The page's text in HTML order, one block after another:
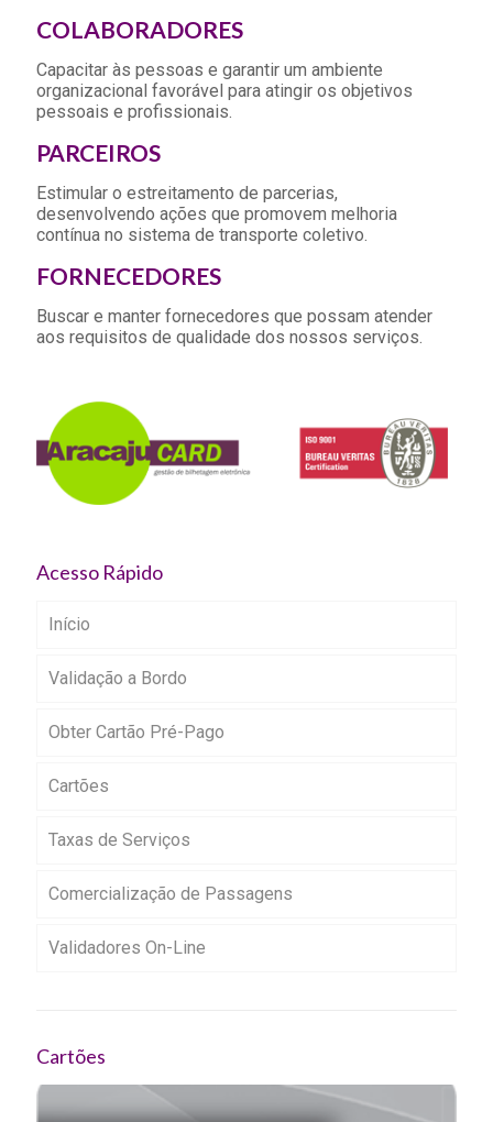
COLABORADORES
Capacitar às pessoas e garantir um ambiente
organizacional favorável para atingir os objetivos
pessoais e profissionais.
PARCEIROS
Estimular o estreitamento de parcerias,
desenvolvendo ações que promovem melhoria
contínua no sistema de transporte coletivo.
FORNECEDORES
Buscar e manter fornecedores que possam atender
aos requisitos de qualidade dos nossos serviços.
Acesso Rápido
Início
Validação a Bordo
Obter Cartão Pré-Pago
Cartões
Taxas de Serviços
Comercialização de Passagens
Validadores On-Line
Cartões